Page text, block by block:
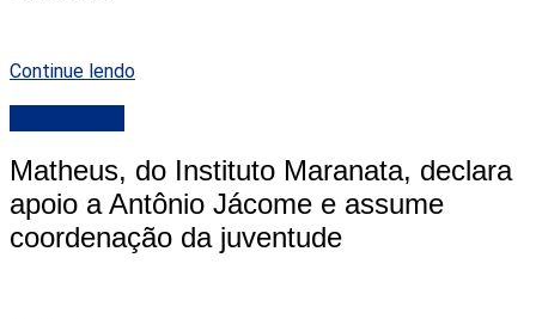
Continue lendo
Matheus, do Instituto Maranata, declara
apoio a Antônio Jácome e assume
coordenação da juventude